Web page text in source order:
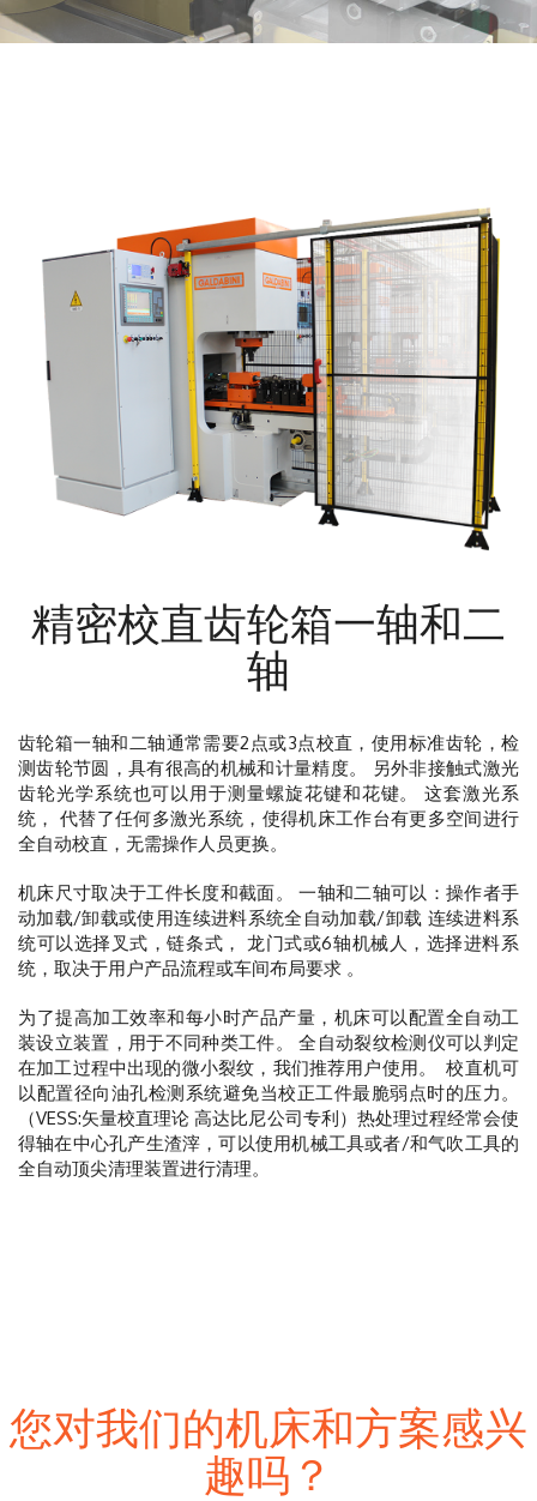
精密校直齿轮箱一轴和二
轴
齿轮箱一轴和二轴通常需要2点或3点校直，使用标准齿轮，检
测齿轮节圆，具有很高的机械和计量精度。 另外非接触式激光
齿轮光学系统也可以用于测量螺旋花键和花键。 这套激光系
统， 代替了任何多激光系统，使得机床工作台有更多空间进行
全自动校直，无需操作人员更换。
机床尺寸取决于工件长度和截面。 一轴和二轴可以：操作者手
动加载/卸载或使用连续进料系统全自动加载/卸载 连续进料系
统可以选择叉式，链条式， 龙门式或6轴机械人，选择进料系
统，取决于用户产品流程或车间布局要求 。
为了提高加工效率和每小时产品产量，机床可以配置全自动工
装设立装置，用于不同种类工件。 全自动裂纹检测仪可以判定
在加工过程中出现的微小裂纹，我们推荐用户使用。校直机可
以配置径向油孔检测系统避免当校正工件最脆弱点时的压力。
（VESS:矢量校直理论 高达比尼公司专利）热处理过程经常会使
得轴在中心孔产生渣滓，可以使用机械工具或者/和气吹工具的
全自动顶尖清理装置进行清理。
您对我们的机床和方案感兴
趣吗？